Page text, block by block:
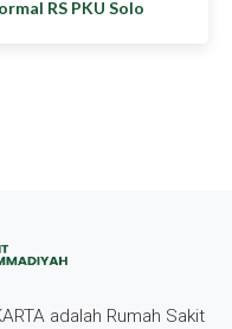
RS PKU Solo
adalah Rumah Sakit